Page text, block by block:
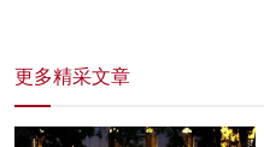
更多精采文章